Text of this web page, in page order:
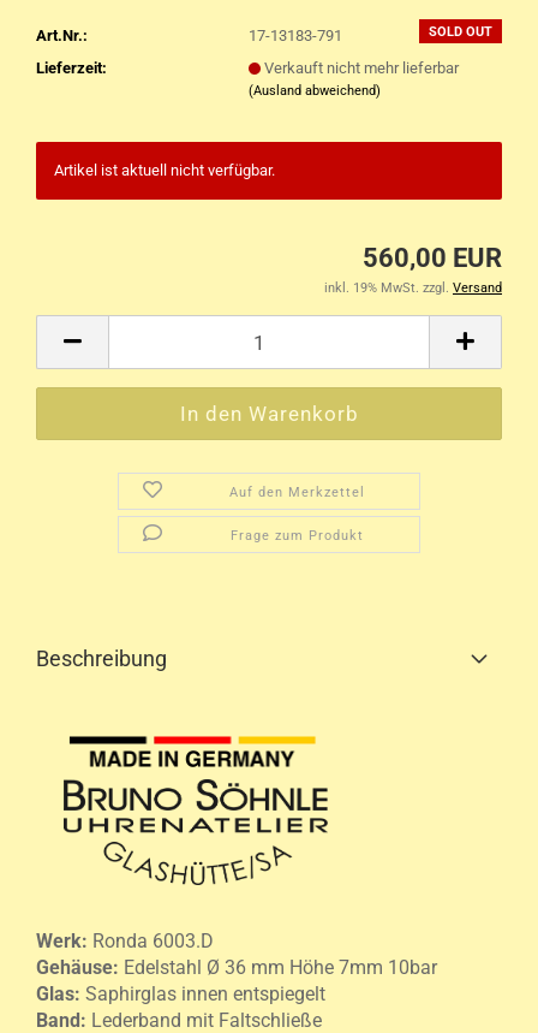
SOLD OUT
Art.Nr.:
17-13183-791
Lieferzeit:
Verkauft nicht mehr lieferbar
(Ausland abweichend)
Artikel ist aktuell nicht verfügbar.
560,00 EUR
inkl. 19% MwSt. zzgl. Versand
Auf den Merkzettel
Frage zum Produkt
Beschreibung
Werk: Ronda 6003.D
Gehäuse: Edelstahl Ø 36 mm Höhe 7mm 10bar
Glas: Saphirglas innen entspiegelt
Band: Lederband mit Faltschließe